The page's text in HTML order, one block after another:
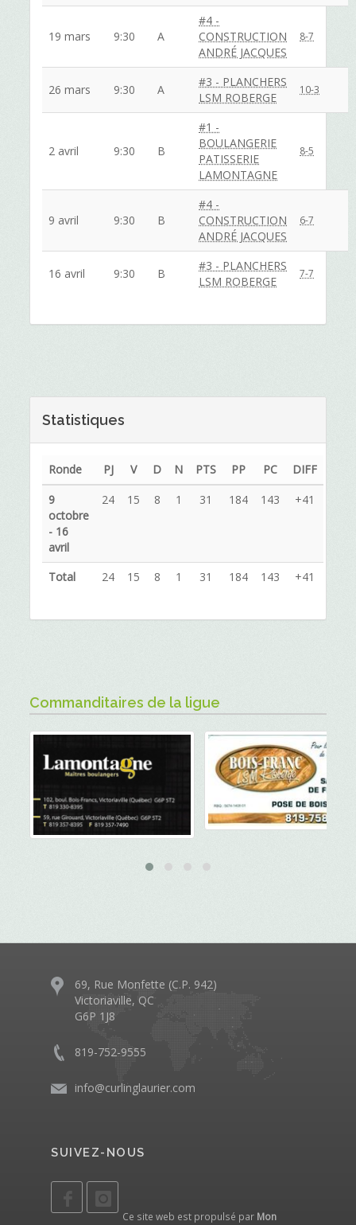
19 mars 9:30 A
#4 -
CONSTRUCTION
ANDRÉ JACQUES
8-7
26 mars 9:30 A
#3 - PLANCHERS
LSM ROBERGE
10-3
2 avril 9:30 B
#1 -
BOULANGERIE
PATISSERIE
LAMONTAGNE
8-5
9 avril 9:30 B
#4 -
CONSTRUCTION
ANDRÉ JACQUES
6-7
16 avril 9:30 B
#3 - PLANCHERS
LSM ROBERGE
7-7
Statistiques
Ronde PJ V D N PTS PP PC
DIFF
9
octobre
- 16
avril
24 15 8 1 31 184 143 +41
Total 24 15 8 1 31 184 143 +41
Commanditaires de la ligue
69, Rue Monfette (C.P. 942)
Victoriaville, QC
G6P 1J8
819-752-9555
info@curlinglaurier.com
SUIVEZ-NOUS
Ce site web est propulsé par Mon